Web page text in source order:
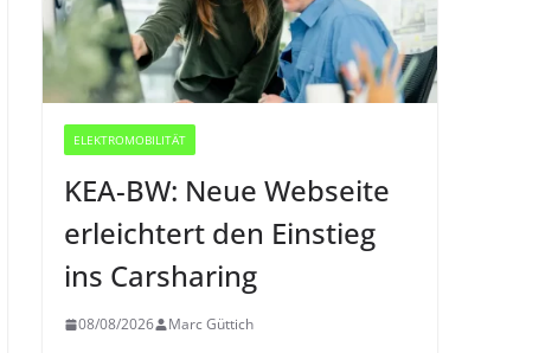
ELEKTROMOBILITÄT
KEA-BW: Neue Webseite
erleichtert den Einstieg
ins Carsharing
08/08/2026 Marc Güttich